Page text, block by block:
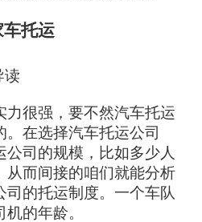
托运
读
力很强，要不然汽车托运
在选择汽车托运公司
司的规模，比如多少人
从而间接的咱们就能分析
司的托运制度。一个车队
的年龄。